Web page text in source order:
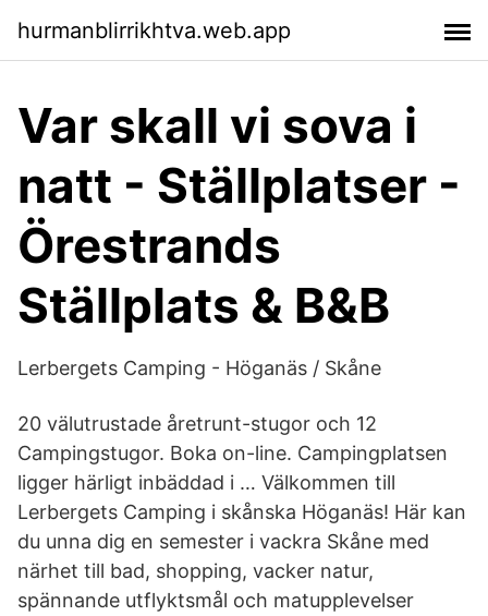
hurmanblirrikhtva.web.app
Var skall vi sova i
natt - Ställplatser -
Örestrands
Ställplats & B&B
Lerbergets Camping - Höganäs / Skåne
20 välutrustade åretrunt-stugor och 12
Campingstugor. Boka on-line. Campingplatsen
ligger härligt inbäddad i … Välkommen till
Lerbergets Camping i skånska Höganäs! Här kan
du unna dig en semester i vackra Skåne med
närhet till bad, shopping, vacker natur,
spännande utflyktsmål och matupplevelser